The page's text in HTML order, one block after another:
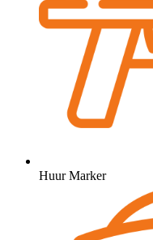
Huur Marker